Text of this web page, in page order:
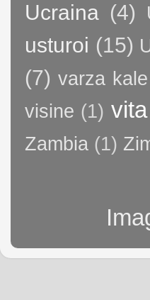
Ucraina (4)
usturoi (15)
(7) varza kale
visine (1) vita
Zambia (1)